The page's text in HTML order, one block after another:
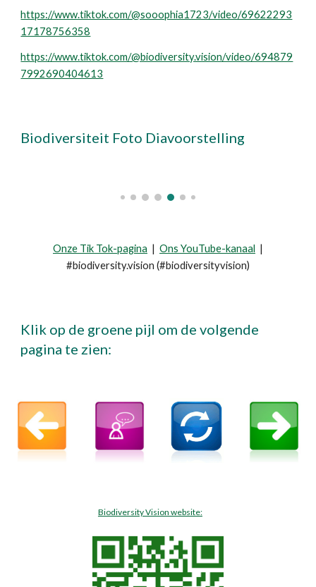
https://www.tiktok.com/@sooophia1723/video/69622293
17178756358
https://www.tiktok.com/@biodiversity.vision/video/694879
7992690404613
Biodiversiteit Foto Diavoorstelling
Onze Tik Tok-pagina | Ons YouTube-kanaal |
#biodiversity.vision (#biodiversityvision)
Klik op de groene pijl om de volgende
pagina te zien:
Biodiversity Vision website: